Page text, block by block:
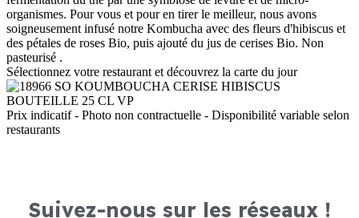
organismes. Pour vous et pour en tirer le meilleur, nous avons
soigneusement infusé notre Kombucha avec des fleurs d'hibiscus et
des pétales de roses Bio, puis ajouté du jus de cerises Bio. Non
pasteurisé .
Sélectionnez votre restaurant et découvrez la carte du jour
Prix indicatif - Photo non contractuelle - Disponibilité variable selon
restaurants
Suivez-nous sur les réseaux !